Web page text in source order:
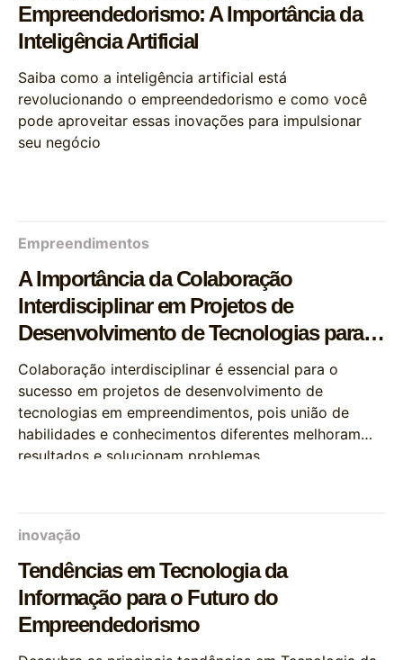
Empreendedorismo: A Importância da
Inteligência Artificial
Saiba como a inteligência artificial está
revolucionando o empreendedorismo e como você
pode aproveitar essas inovações para impulsionar
seu negócio
Empreendimentos
A Importância da Colaboração
Interdisciplinar em Projetos de
Desenvolvimento de Tecnologias para
Empreendimentos
Colaboração interdisciplinar é essencial para o
sucesso em projetos de desenvolvimento de
tecnologias em empreendimentos, pois união de
habilidades e conhecimentos diferentes melhoram
resultados e solucionam problemas
inovação
Tendências em Tecnologia da
Informação para o Futuro do
Empreendedorismo